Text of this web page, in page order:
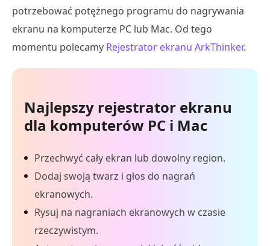
potrzebować potężnego programu do nagrywania
ekranu na komputerze PC lub Mac. Od tego
momentu polecamy Rejestrator ekranu ArkThinker.
Najlepszy rejestrator ekranu
dla komputerów PC i Mac
Przechwyć cały ekran lub dowolny region.
Dodaj swoją twarz i głos do nagrań
ekranowych.
Rysuj na nagraniach ekranowych w czasie
rzeczywistym.